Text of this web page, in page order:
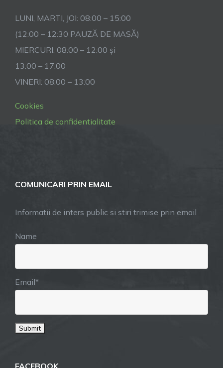
LUNI, MARTI, JOI: 08:00 – 15:00
(12:00 – 12:30 PAUZĂ DE MASĂ)
MIERCURI: 08:00 – 12:00 și
13:00 – 17:00
VINERI: 08:00 – 13:00
Cookies
Politica de confidentialitate
COMUNICARI PRIN EMAIL
Informatii de inters public si stiri trimise prin email
Name
Email*